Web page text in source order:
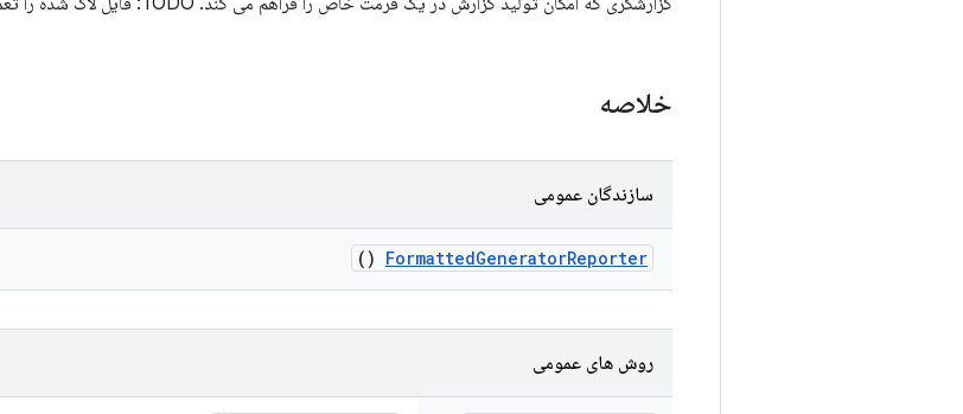
خلاصه
سازندگان عمومی
FormattedGeneratorReporter
()
روش های عمومی